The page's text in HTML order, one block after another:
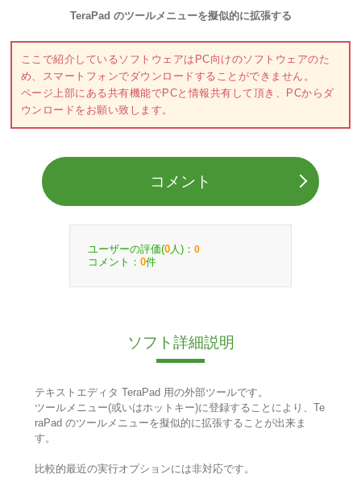
TeraPad のツールメニューを擬似的に拡張する
ここで紹介しているソフトウェアはPC向けのソフトウェアのた
め、スマートフォンでダウンロードすることができません。
ページ上部にある共有機能でPCと情報共有して頂き、PCからダ
ウンロードをお願い致します。
コメント
ユーザーの評価(0 人)： 0
コメント： 0件
ソフト詳細説明
テキストエディタ TeraPad 用の外部ツールです。
ツールメニュー(或いはホットキー)に登録することにより、Te
raPad のツールメニューを擬似的に拡張することが出来ま
す。
比較的最近の実行オプションには非対応です。